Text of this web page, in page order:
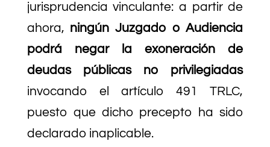
jurisprudencia vinculante: a partir de
ahora, ningún Juzgado o Audiencia
podrá negar la exoneración de
deudas públicas no privilegiadas
invocando el artículo 491 TRLC,
puesto que dicho precepto ha sido
declarado inaplicable.